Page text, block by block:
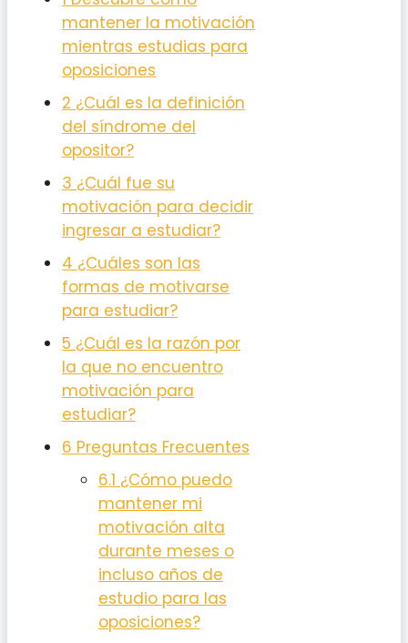
mantener la motivación
mientras estudias para
oposiciones
2 ¿Cuál es la definición
del síndrome del
opositor?
3 ¿Cuál fue su
motivación para decidir
ingresar a estudiar?
4 ¿Cuáles son las
formas de motivarse
para estudiar?
5 ¿Cuál es la razón por
la que no encuentro
motivación para
estudiar?
6 Preguntas Frecuentes
6.1 ¿Cómo puedo
mantener mi
motivación alta
durante meses o
incluso años de
estudio para las
oposiciones?